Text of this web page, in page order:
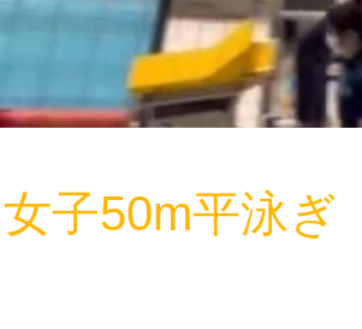
子50m平泳ぎ